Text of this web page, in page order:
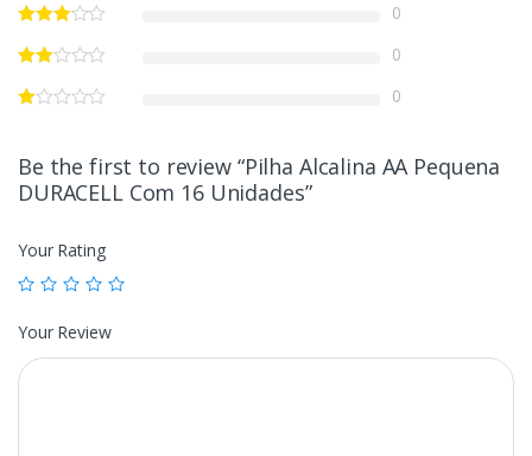
0
0
0
Be the first to review “Pilha Alcalina AA Pequena
DURACELL Com 16 Unidades”
Your Rating
Your Review